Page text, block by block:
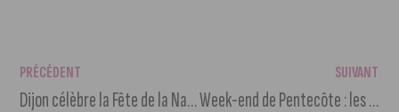
PRÉCÉDENT
Dijon célèbre la Fête de la Nature : climat et biodiversité à l’honneur
SUIVANT
Week-end de Pentecôte : les routes seront chargées